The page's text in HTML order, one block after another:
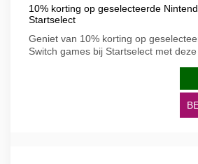
10% korting op geselecteerde
Startselect
Geniet van 10% korting op
Switch games bij Startselect met